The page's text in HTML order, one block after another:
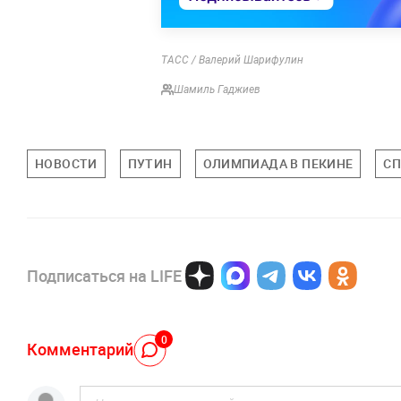
ТАСС / Валерий Шарифулин
Шамиль Гаджиев
НОВОСТИ ПУТИН ОЛИМПИАДА В ПЕКИНЕ
Подписаться на LIFE
Комментарий 0